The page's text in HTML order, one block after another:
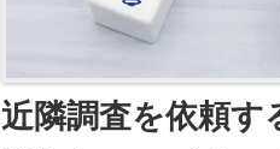
近隣調査を依頼す